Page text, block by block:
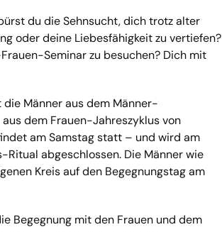
du die Sehnsucht, dich trotz alter
oder deine Liebesfähigkeit zu vertiefen?
Seminar zu besuchen? Dich mit
die Männer aus dem Männer-
dem Frauen-Jahreszyklus von
am Samstag statt – und wird am
abgeschlossen. Die Männer wie
Kreis auf den Begegnungstag am
Begegnung mit den Frauen und dem